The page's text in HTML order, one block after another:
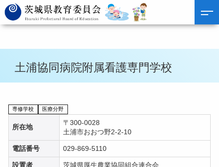
土浦協同病院附属看護専門学校
専修学校 医療分野
所在地
〒300-0028
土浦市おおつ野2-2-10
電話番号 029-869-5110
設置者 茨城県厚生農業協同組合連合会